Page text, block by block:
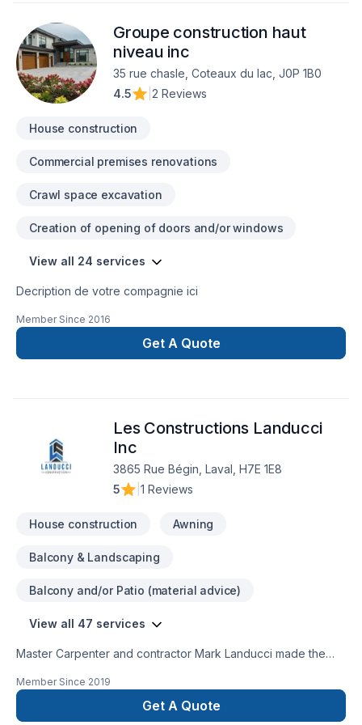
aider. Notre engagement est simple : offrir un service
d'exception, centré sur vos besoins et vos aspirations.
Groupe construction haut
niveau inc
35 rue chasle, Coteaux du lac, J0P 1B0
4.5
2 Reviews
House construction
Commercial premises renovations
Crawl space excavation
Creation of opening of doors and/or windows
View all 24 services
Decription de votre compagnie ici
Member Since 2016
Get A Quote
Les Constructions Landucci
Inc
3865 Rue Bégin, Laval, H7E 1E8
5
1 Reviews
House construction Awning
Balcony & Landscaping
Balcony and/or Patio (material advice)
View all 47 services
Master Carpenter and contractor Mark Landucci made the
promise to himself was that the foundation of his company
would be built on quality work and building a great
relationship with his clients always at the best price possible.
Member Since 2019
Get A Quote